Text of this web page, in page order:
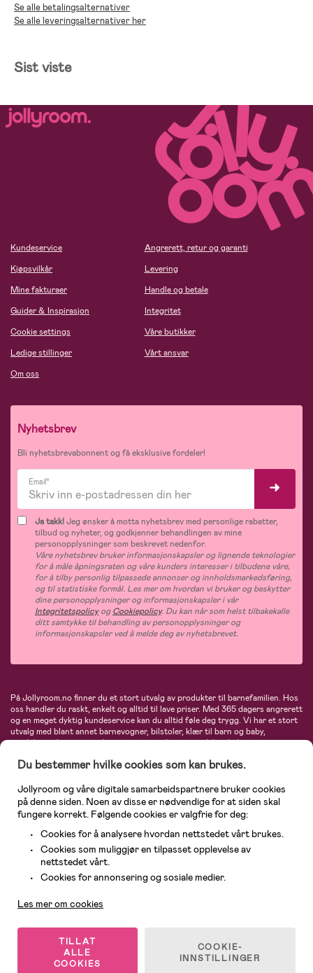
Se alle betalingsalternativer
Se alle leveringsalternativer her
Sist viste
Kundeservice
Kjøpsvilkår
Mine fakturaer
Guider & Inspirasjon
Cookie settings
Ledige stillinger
Om oss
Angrerett, retur og garanti
Levering
Handle og betale
Integritet
Våre butikker
Vårt ansvar
Nyhetsbrev
Bli nyhetsbrevabonnent og få eksklusive fordeler!
Email*
Ja takk!Jeg ønsker å motta nyhetsbrev med personlige rabatter,
tilbud og nyheter, og godkjenner behandlingen av mine
personopplysninger som beskrevet nedenfor.
Våre nyhetsbrev bruker informasjonskapsler og lignende teknologier
for å måle åpningsraten og våre kunders interesser i tilbudene våre,
for å tilby personlig tilpassede annonser og innholdsmarkedsføring,
og til statistiske formål. Les mer om hvordan vi bruker og beskytter
dine personopplysninger og informasjonskapsler i vår
IntegritetspolicyogCookiepolicy. Du kan når som helst tilbakekalle
ditt samtykke til behandling av personopplysninger og
informasjonskapsler ved å melde deg av nyhetsbrevet.
På Jollyroom.no finner du et stort utvalg av produkter til barnefamilien. Hos
oss handler du raskt, enkelt og alltid til lave priser. Med 365 dagers angrerett
og en meget dyktig kundeservice kan du alltid føle deg trygg. Vi har et stort
utvalg med blant annet barnevogner, bilstoler, klær til barn og baby,
produkter til mor, mengder av inspirerende interiør, leker, babyustyr og mye
Maxi-Cosi, Baby Jogger, BabyBjörn, Didriksons, KidKraft, Ergobaby, Philips
største nettbutikk for barn og baby!
Du bestemmer hvilke cookies som kan brukes.
Jollyroom og våre digitale samarbeidspartnere bruker cookies
på denne siden. Noen av disse er nødvendige for at siden skal
fungere korrekt. Følgende cookies er valgfrie for deg:
Cookies for å analysere hvordan nettstedet vårt brukes.
Cookies som muliggjør en tilpasset opplevelse av
nettstedet vårt.
Cookies for annonsering og sosiale medier.
Les mer om cookies
TILLAT
ALLE
COOKIES
COOKIE-
INNSTILLINGER